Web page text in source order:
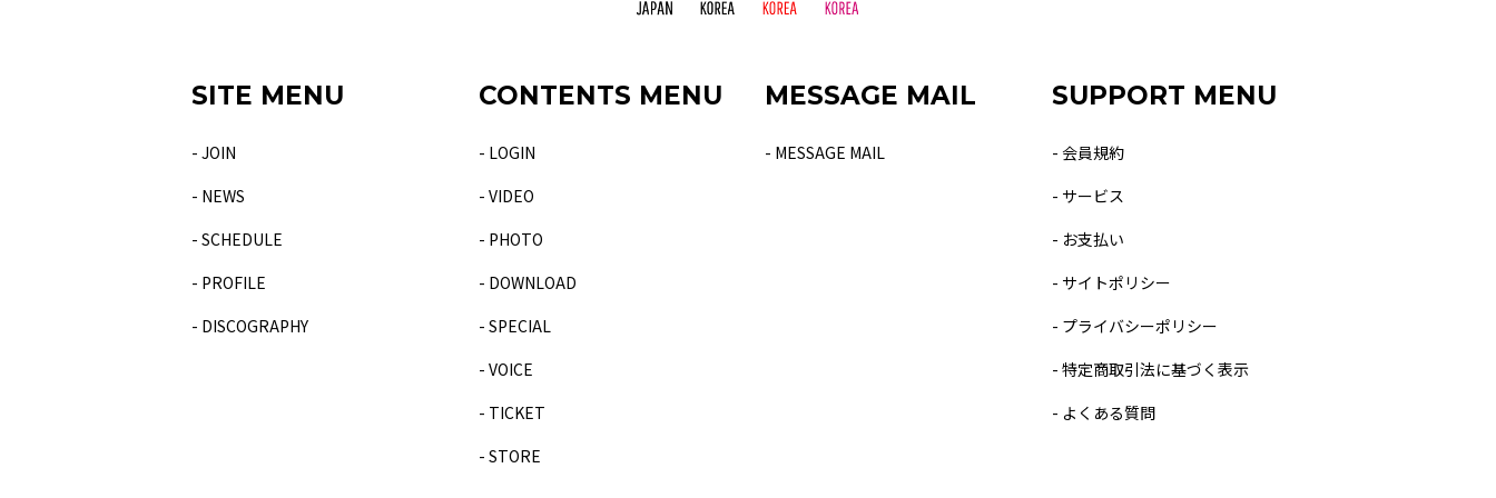
SITE MENU
- JOIN
- NEWS
- SCHEDULE
- PROFILE
- DISCOGRAPHY
CONTENTS MENU
- LOGIN
- VIDEO
- PHOTO
- DOWNLOAD
- SPECIAL
- VOICE
- TICKET
- STORE
MESSAGE MAIL
- MESSAGE MAIL
SUPPORT MENU
- 会員規約
- サービス
- お支払い
- サイトポリシー
- プライバシーポリシー
- 特定商取引法に基づく表示
- よくある質問